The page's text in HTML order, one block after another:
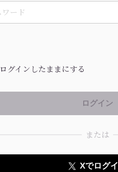
ログインしたままにする
または
Xでログ